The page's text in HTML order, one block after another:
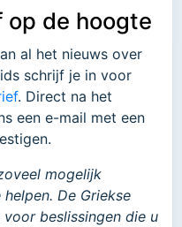
op de hoogte
al het nieuws over
schrijf je in voor
. Direct na het
een e-mail met een
mogelijk
De Griekse
beslissingen die u